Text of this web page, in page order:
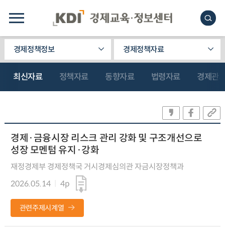
경제정책정보 경제정책자료
최신자료 정책자료 동향자료 법령자료 경제관
경제·금융시장 리스크 관리 강화 및 구조개선으로
성장 모멘텀 유지·강화
재정경제부 경제정책국 거시경제심의관 자금시장정책과
2026.05.14
4p
관련주제시계열